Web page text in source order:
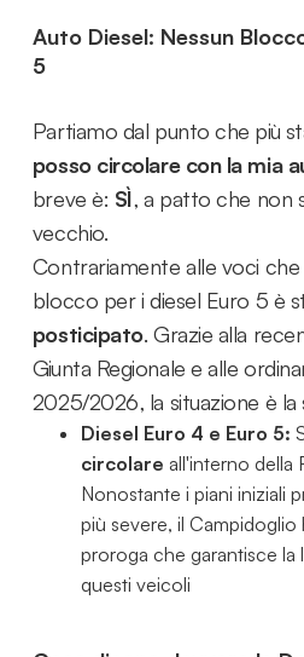
Auto Diesel: Nessun
5
Partiamo dal punto che più
posso circolare con la mia
breve è: SÌ, a patto che non
vecchio.
Contrariamente alle voci
blocco per i diesel Euro 5 è
posticipato. Grazie alla
Giunta Regionale e alle
2025/2026, la situazione è la
Diesel Euro 4 e Euro 5:
circolare all'interno della
Nonostante i piani iniziali
più severe, il
proroga che garantisce la
questi veicoli